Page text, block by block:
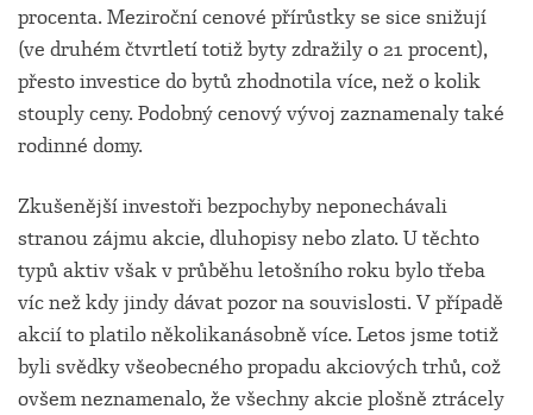
procenta. Meziroční cenové přírůstky se sice snižují
(ve druhém čtvrtletí totiž byty zdražily o 21 procent),
přesto investice do bytů zhodnotila více, než o kolik
stouply ceny. Podobný cenový vývoj zaznamenaly také
rodinné domy.
Zkušenější investoři bezpochyby neponechávali
stranou zájmu akcie, dluhopisy nebo zlato. U těchto
typů aktiv však v průběhu letošního roku bylo třeba
víc než kdy jindy dávat pozor na souvislosti. V případě
akcií to platilo několikanásobně více. Letos jsme totiž
byli svědky všeobecného propadu akciových trhů, což
ovšem neznamenalo, že všechny akcie plošně ztrácely